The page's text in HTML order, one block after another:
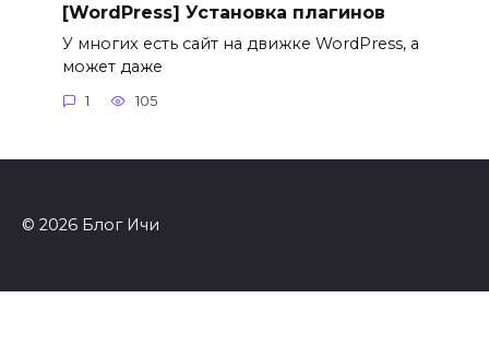
[WordPress] Установка плагинов
У многих есть сайт на движке WordPress, а
может даже
1 105
© 2026 Блог Ичи